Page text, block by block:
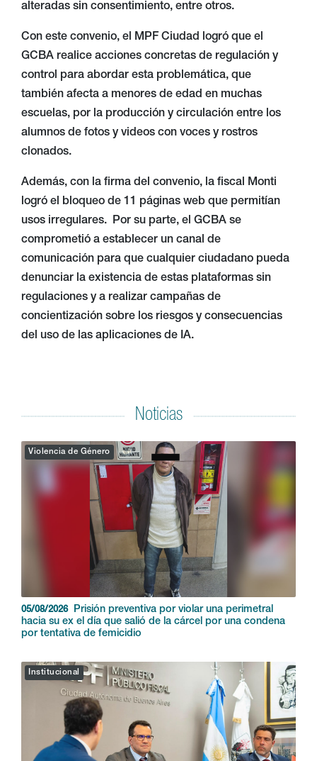
alteradas sin consentimiento, entre otros.
Con este convenio, el MPF Ciudad logró que el
GCBA realice acciones concretas de regulación y
control para abordar esta problemática, que
también afecta a menores de edad en muchas
escuelas, por la producción y circulación entre los
alumnos de fotos y videos con voces y rostros
clonados.
Además, con la firma del convenio, la fiscal Monti
logró el bloqueo de 11 páginas web que permitían
usos irregulares. Por su parte, el GCBA se
comprometió a establecer un canal de
comunicación para que cualquier ciudadano pueda
denunciar la existencia de estas plataformas sin
regulaciones y a realizar campañas de
concientización sobre los riesgos y consecuencias
del uso de las aplicaciones de IA.
Noticias
Violencia de Género
05/08/2026
Prisión preventiva por violar una perimetral
hacia su ex el día que salió de la cárcel por una condena
por tentativa de femicidio
Institucional